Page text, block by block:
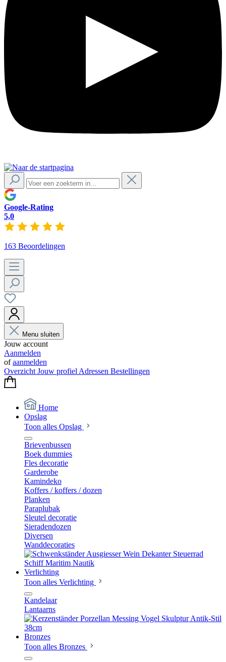
Google-Rating
5,0
163 Beoordelingen
Menu sluiten
Jouw account
Aanmelden
ofaanmelden
Overzicht Jouw profiel Adressen Bestellingen
Home
Opslag
Toon alles Opslag
Brievenbussen
Boek dummies
Fles decoratie
Garderobe
Kamindeko
Koffers / koffers / dozen
Planken
Paraplubak
Sleutel decoratie
Sieradendozen
Diversen
Wanddecoraties
Verlichting
Toon alles Verlichting
Kandelaar
Lantaarns
Bronzes
Toon alles Bronzes